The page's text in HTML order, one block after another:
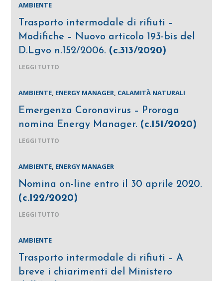
AMBIENTE
Trasporto intermodale di rifiuti –
Modifiche – Nuovo articolo 193-bis del
D.Lgvo n.152/2006. (c.313/2020)
LEGGI TUTTO
AMBIENTE, ENERGY MANAGER, CALAMITÀ NATURALI
Emergenza Coronavirus – Proroga
nomina Energy Manager. (c.151/2020)
LEGGI TUTTO
AMBIENTE, ENERGY MANAGER
Nomina on-line entro il 30 aprile 2020.
(c.122/2020)
LEGGI TUTTO
AMBIENTE
Trasporto intermodale di rifiuti – A
breve i chiarimenti del Ministero